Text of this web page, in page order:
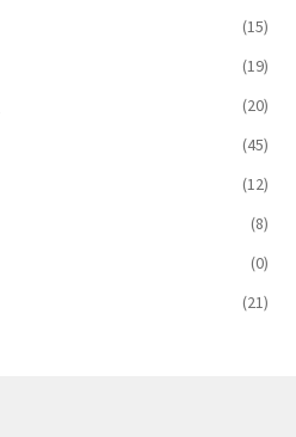
(15)
(19)
(20)
(45)
(12)
(8)
(0)
(21)